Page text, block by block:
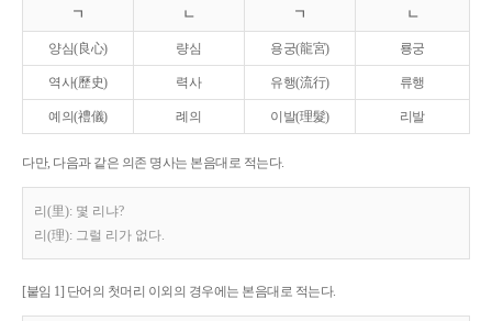
ㄱ ㄴ ㄱ ㄴ
양심(良心) 량심 용궁(龍宮) 룡궁
역사(歷史) 력사 유행(流行) 류행
예의(禮儀) 례의 이발(理髮) 리발
다만, 다음과 같은 의존 명사는 본음대로 적는다.
리(里): 몇 리냐?
리(理): 그럴 리가 없다.
[붙임 1] 단어의 첫머리 이외의 경우에는 본음대로 적는다.